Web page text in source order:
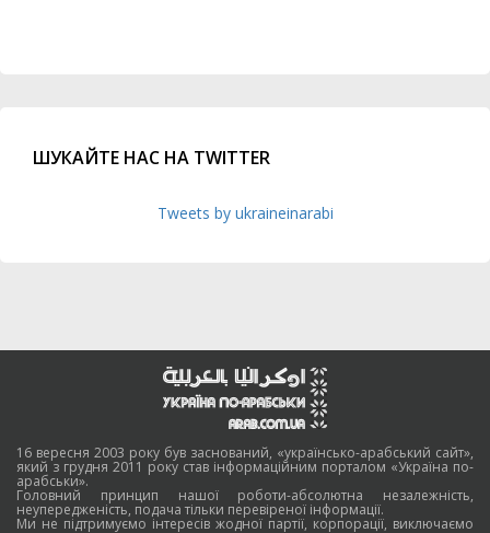
ШУКАЙТЕ НАС НА TWITTER
Tweets by ukraineinarabi
16 вересня 2003 року був заснований, «українсько-арабський сайт»,
який з грудня 2011 року став інформаційним порталом «Україна по-
арабськи».
Головний принцип нашої роботи-абсолютна незалежність,
неупередженість, подача тільки перевіреної інформації.
Ми не підтримуємо інтересів жодної партії, корпорації, виключаємо